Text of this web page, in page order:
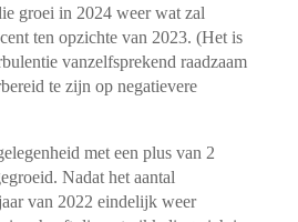
groei in 2024 weer wat zal
ten opzichte van 2023. (Het is
vanzelfsprekend raadzaam
te zijn op negatievere
met een plus van 2
Nadat het aantal
van 2022 eindelijk weer